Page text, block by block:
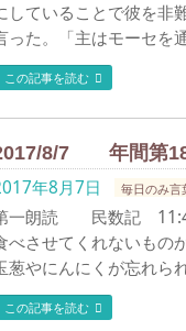
していることで彼を非
った。「主はモーセを
この記事を読む
8/7 年間第18
年8月7日 毎日のみ言
一朗読 民数記 11:4ｂ
べさせてくれないもの
葱やにんにくが忘れら
この記事を読む